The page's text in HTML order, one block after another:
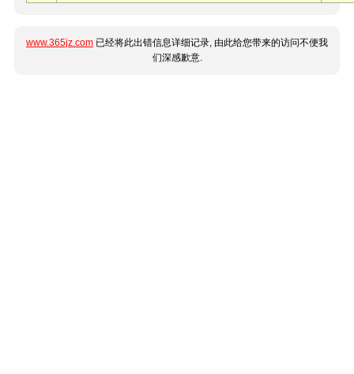
www.365jz.com 已经将此出错信息详细记录, 由此给您带来的访问不便我
们深感歉意.